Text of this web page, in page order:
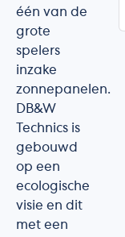
één van de
grote
spelers
inzake
zonnepanelen.
DB&W
Technics is
gebouwd
op een
ecologische
visie en dit
met een